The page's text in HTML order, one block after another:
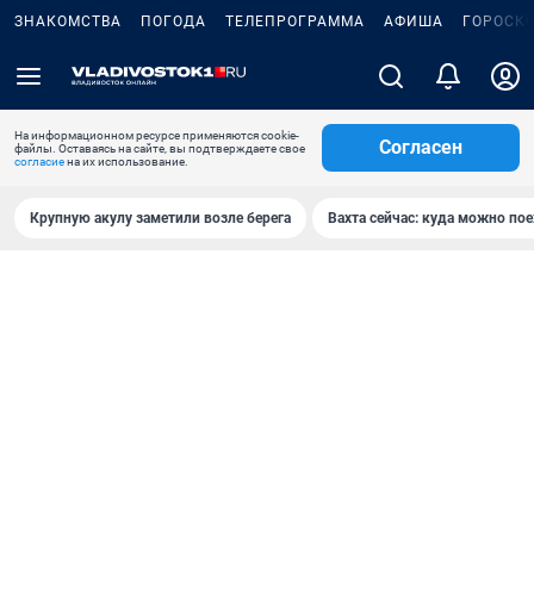
ЗНАКОМСТВА ПОГОДА ТЕЛЕПРОГРАММА АФИША
На информационном ресурсе применяются cookie-
файлы. Оставаясь на сайте, вы подтверждаете свое
согласиена их использование.
Согласен
Крупную акулу заметили возле берега Вахта сейчас: куда можно